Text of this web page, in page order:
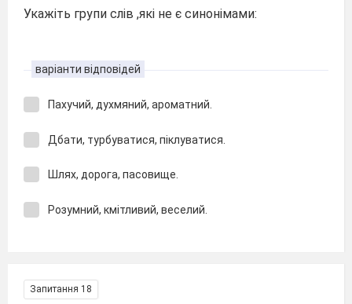
Укажіть групи слів ,які не є синонімами:
варіанти відповідей
Пахучий, духмяний, ароматний.
Дбати, турбуватися, піклуватися.
Шлях, дорога, пасовище.
Розумний, кмітливий, веселий.
Запитання 18